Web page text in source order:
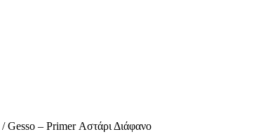
/ Gesso – Primer Αστάρι Διάφανο